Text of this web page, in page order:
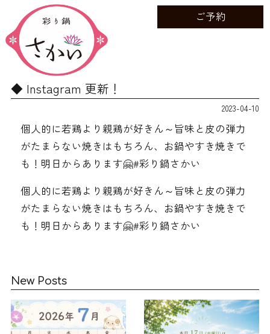
ご予約
Instagram 更新！
2023-04-10
個人的に若鶏より親鶏が好きん～旨味と皮の弾力
がたまらない焼きはもちろん、お鍋やすき焼きで
も！明日からあります🤗#彩り鍋さかい
個人的に若鶏より親鶏が好きん～旨味と皮の弾力
がたまらない焼きはもちろん、お鍋やすき焼きで
も！明日からあります🤗#彩り鍋さかい
New Posts